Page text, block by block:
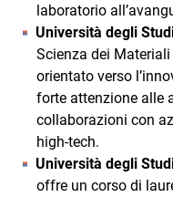
laboratorio
Università degli
Scienza dei
orientato verso
forte attenzione alle
collaborazioni con
high-tech.
Università degli
offre un corso di